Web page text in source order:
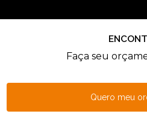
Faça seu
Quero meu